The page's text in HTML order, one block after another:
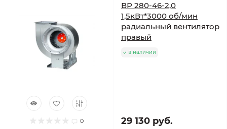
0
ВР 280-46-2,0
1,5кВт*3000 об/мин
радиальный вентилятор
правый
в наличии
29 130 руб.